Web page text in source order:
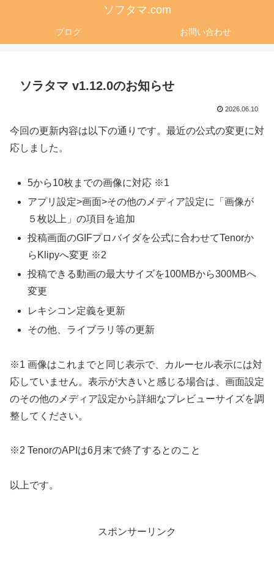
ソフタマ.com
ブログ お問い合わせ
ソラタマ v1.12.0のお知らせ
2026.06.10
今回の更新内容は以下の通りです。最近の公式の変更に対
応しました。
5から10枚までの画像に対応 ※1
アプリ設定>画面>その他のメディア設定に「画像が
５枚以上」の項目を追加
投稿画面のGIFプロバイダを公式に合わせてTenorか
らKlipyへ変更 ※2
投稿できる動画の最大サイズを100MBから300MBへ
変更
レキシコン定義を更新
その他、ライブラリ等の更新
※1 画像はこれまでと同じ表示で、カルーセル表示には対
応していません。表示が大きいと感じる場合は、画面設定
のその他のメディア設定から詳細なプレビューサイズを調
整してください。
※2 TenorのAPIは6月末で終了するとのこと
以上です。
スポンサーリンク